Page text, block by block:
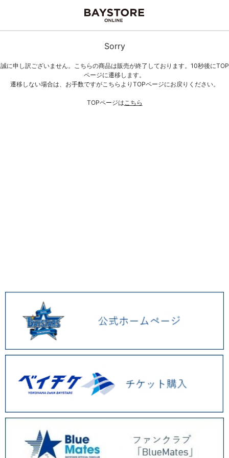
Sorry
誠に申し訳ございません。こちらの商品は販売が終了しております。10秒後にTOP
ページに遷移します。
遷移しない場合は、お手数ですがこちらよりTOPページにお戻りください。
TOPページはこちら